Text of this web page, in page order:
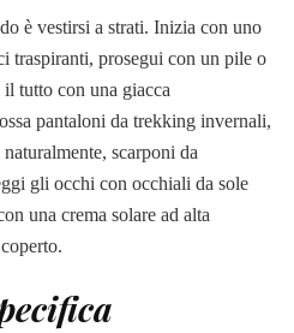
è vestirsi a strati. Inizia con uno
traspiranti, prosegui con un pile o
tutto con una giacca
pantaloni da trekking invernali,
scarponi da
gli occhi con occhiali da sole
una crema solare ad alta